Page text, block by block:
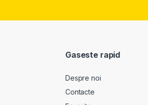
Gaseste rapid
Despre noi
Contacte